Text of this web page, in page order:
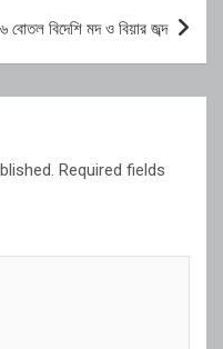
বোতল বিদেশি মদ ও বিয়ার জব্দ
Required fields